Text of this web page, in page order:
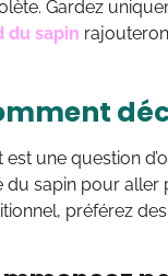
Gardez
du sapin
est une question
du sapin pour aller
préférez